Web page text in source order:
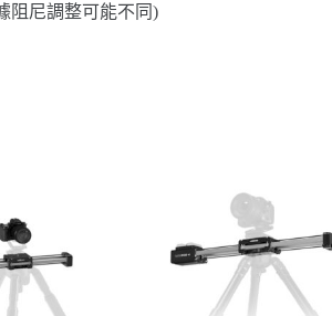
阻尼調整可能不同)